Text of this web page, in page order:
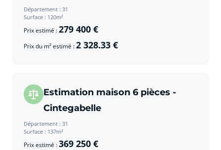
Département : 31
Surface : 120m²
Prix estimé :279 400 €
Prix du m² estimé :2 328.33 €
Estimation maison 6 pièces -
Cintegabelle
Département : 31
Surface : 137m²
Prix estimé :369 250 €